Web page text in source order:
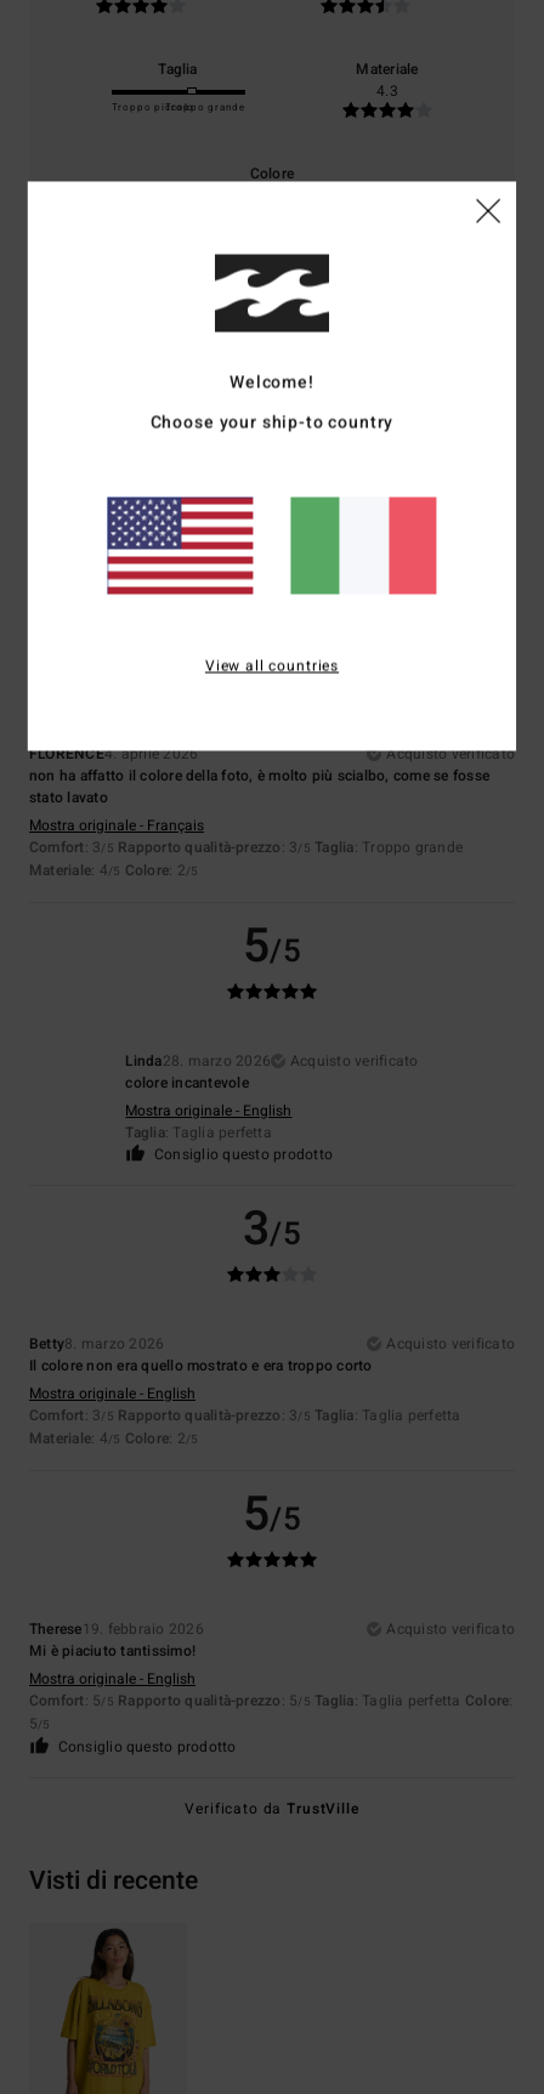
Taglia
Troppo piccoloTroppo grande
Materiale
4.3
Colore
5/5
Mostra originale - English
/5 Rapporto qualità-prezzo
/5 Colore: 5/5
Consiglio questo prodotto
FLORENCE4. aprile 2026
Acquisto verificato
non ha affatto il colore della foto, è molto più scialbo, come se fosse
stato lavato
Mostra originale - Français
Comfort: 3/5 Rapporto qualità-prezzo: 3/5 Taglia: Troppo grande
Materiale: 4/5 Colore: 2/5
5/5
Linda28. marzo 2026
Acquisto verificato
colore incantevole
Mostra originale - English
Taglia: Taglia perfetta
Consiglio questo prodotto
3/5
Betty8. marzo 2026
Acquisto verificato
Il colore non era quello mostrato e era troppo corto
Mostra originale - English
Comfort: 3/5 Rapporto qualità-prezzo: 3/5 Taglia: Taglia perfetta
Materiale: 4/5 Colore: 2/5
5/5
Therese19. febbraio 2026
Acquisto verificato
Mi è piaciuto tantissimo!
Mostra originale - English
Comfort: 5/5 Rapporto qualità-prezzo: 5/5 Taglia: Taglia perfetta Colore:
5/5
Consiglio questo prodotto
Verificato daTrustVille
Visti di recente
Welcome!
Choose your ship-to country
View all countries